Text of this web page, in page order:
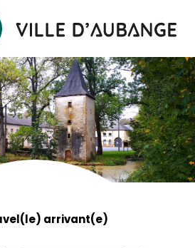
arrivant(e)